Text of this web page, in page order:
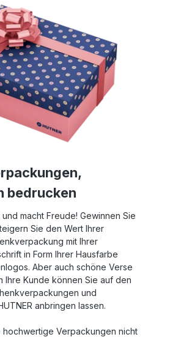
bedrucken
macht Freude! Gewinnen Sie
Sie den Wert Ihrer
mit Ihrer
in Form Ihrer Hausfarbe
Aber auch schöne Verse
Ihre Kunde können Sie auf den
und
anbringen lassen.
hochwertige Verpackungen nicht